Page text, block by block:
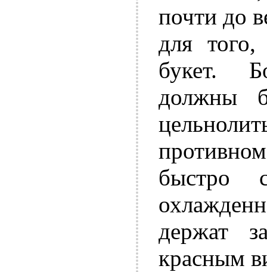
почти до
для того,
букет.
должны
быстро
держат
красным